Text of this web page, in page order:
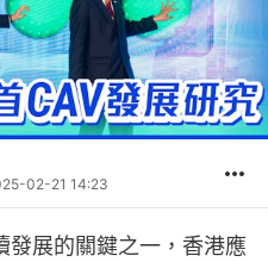
02-21 14:23
發展的關鍵之一，香港應